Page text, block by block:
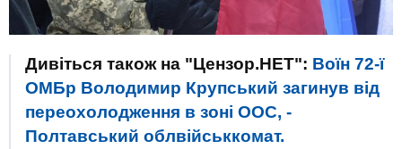
Дивіться також на "Цензор.НЕТ": Воїн 72-ї
ОМБр Володимир Крупський загинув від
переохолодження в зоні ООС, -
Полтавський облвійськкомат.